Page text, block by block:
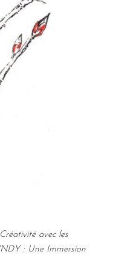
avec les
: Une Immersion